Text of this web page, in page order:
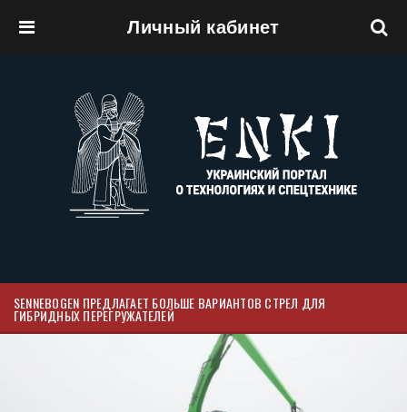
Личный кабинет
SENNEBOGEN ПРЕДЛАГАЕТ БОЛЬШЕ ВАРИАНТОВ СТРЕЛ ДЛЯ
ГИБРИДНЫХ ПЕРЕГРУЖАТЕЛЕЙ